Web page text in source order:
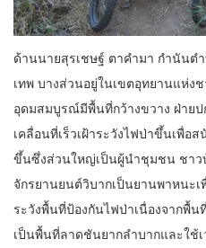
ด้านนายสุรเชษฐ์ ตาคำมา กำนันต
เทพ บางส่วนอยู่ในเขตอุทยานแห่ง
อุดมสมบูรณ์มีพื้นที่กว้างขวาง ฝ่าย
เคลื่อนที่เร็วเฝ้าระวังไฟป่าขึ้นเพื่อ
ขึ้นซึ่งส่วนใหญ่เป็นผู้นำชุมชน ชาว
จักรยานยนต์วิบากเป็นยานพาหนะ
ระวังพื้นที่ป้องกันไฟป่าเนื่องจากพื้
เป็นพื้นที่ลาดชันยากลำบากและใช้